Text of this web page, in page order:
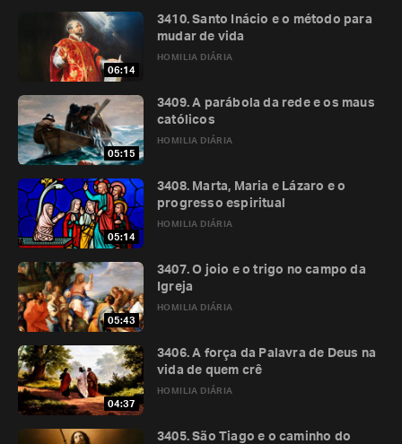
06:14
HOMILIA DIÁRIA
3410. Santo Inácio e o método para
mudar de vida
05:15
HOMILIA DIÁRIA
3409. A parábola da rede e os maus
católicos
05:14
HOMILIA DIÁRIA
3408. Marta, Maria e Lázaro e o
progresso espiritual
05:43
HOMILIA DIÁRIA
3407. O joio e o trigo no campo da
Igreja
04:37
HOMILIA DIÁRIA
3406. A força da Palavra de Deus na
vida de quem crê
3405. São Tiago e o caminho do